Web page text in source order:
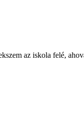
az iskola felé,